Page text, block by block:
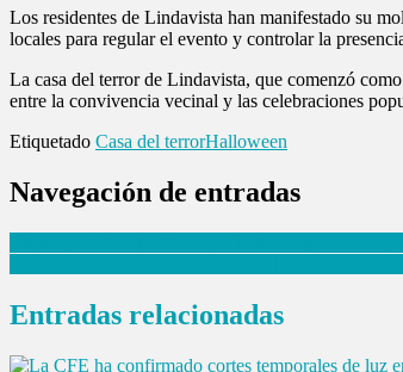
Los residentes de Lindavista han manifestado su
locales para regular el evento y controlar la
La casa del terror de Lindavista, que comenzó
entre la convivencia vecinal y las celebraciones
Etiquetado Casa del terrorHalloween
Navegación de entradas
Entradas relacionadas